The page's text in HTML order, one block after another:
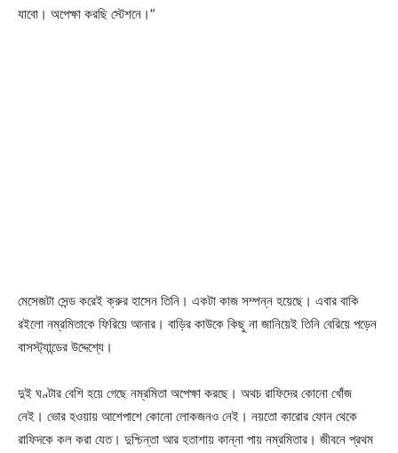
যাবো। অপেক্ষা করছি স্টেশনে।”
মেসেজটা সেন্ড করেই ক্রুর হাসেন তিনি। একটা কাজ সম্পন্ন হয়েছে। এবার বাকি
রইলো নম্রমিতাকে ফিরিয়ে আনার। বাড়ির কাউকে কিছু না জানিয়েই তিনি বেরিয়ে পড়েন
বাসস্ট্যান্ডের উদ্দেশ্যে।
দুই ঘণ্টার বেশি হয়ে গেছে নম্রমিতা অপেক্ষা করছে। অথচ রাফিদের কোনো খোঁজ
নেই। ভোর হওয়ায় আশেপাশে কোনো লোকজনও নেই। নয়তো কারোর ফোন থেকে
রাফিদকে কল করা যেত। দুশ্চিন্তা আর হতাশায় কান্না পায় নম্রমিতার। জীবনে প্রথম